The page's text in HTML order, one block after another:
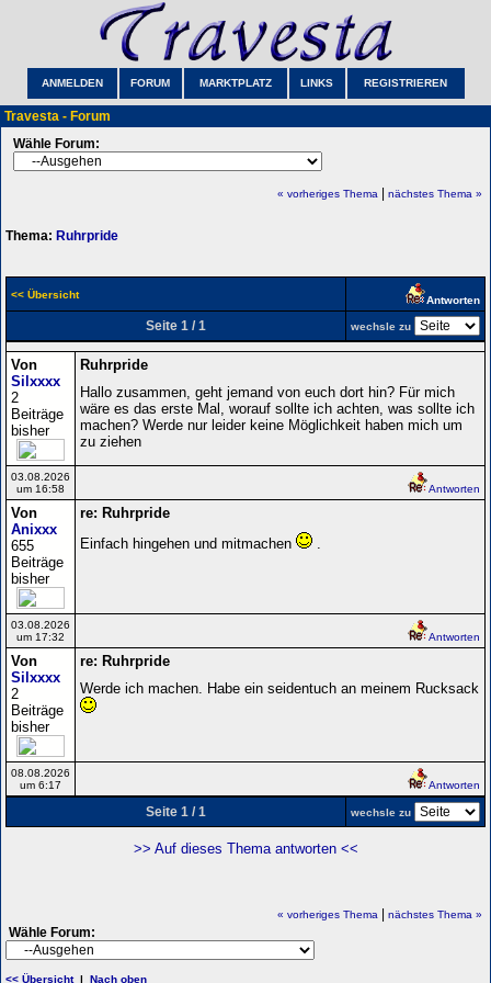
ANMELDEN FORUM MARKTPLATZ LINKS REGISTRIEREN
Travesta - Forum
Wähle Forum:
« vorheriges Thema nächstes Thema »
Thema: Ruhrpride
<< Übersicht Antworten
Seite 1 / 1 wechsle zu
Von
Silxxxx
2
Beiträge
bisher
Ruhrpride
Hallo zusammen, geht jemand von euch dort hin? Für mich
wäre es das erste Mal, worauf sollte ich achten, was sollte ich
machen? Werde nur leider keine Möglichkeit haben mich um
zu ziehen
03.08.2026
um 16:58
Antworten
Von
Anixxx
655
Beiträge
bisher
re: Ruhrpride
Einfach hingehen und mitmachen
03.08.2026
um 17:32
Antworten
Von
Silxxxx
2
Beiträge
bisher
re: Ruhrpride
Werde ich machen. Habe ein seidentuch an meinem Rucksack
08.08.2026
um 6:17
Antworten
Seite 1 / 1 wechsle zu
>> Auf dieses Thema antworten <<
« vorheriges Thema nächstes Thema »
Wähle Forum:
<< Übersicht| Nach oben